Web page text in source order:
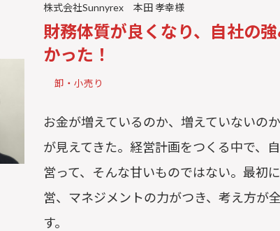
株式会社Sunnyrex 本田 孝幸様
財務体質が良くなり、自社の
かった！
卸・小売り
お金が増えているのか、増えていないの
が見えてきた。経営計画をつくる中で、
営って、そんな甘いものではない。最初
営、マネジメントの力がつき、考え方が
す。